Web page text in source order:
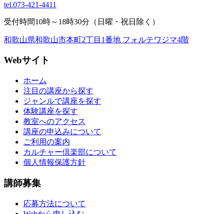
tel.073-421-4411
受付時間10時～18時30分（日曜・祝日除く）
和歌山県和歌山市本町2丁目1番地 フォルテワジマ4階
Webサイト
ホーム
注目の講座から探す
ジャンルで講座を探す
体験講座を探す
教室へのアクセス
講座の申込みについて
ご利用の案内
カルチャー倶楽部について
個人情報保護方針
講師募集
応募方法について